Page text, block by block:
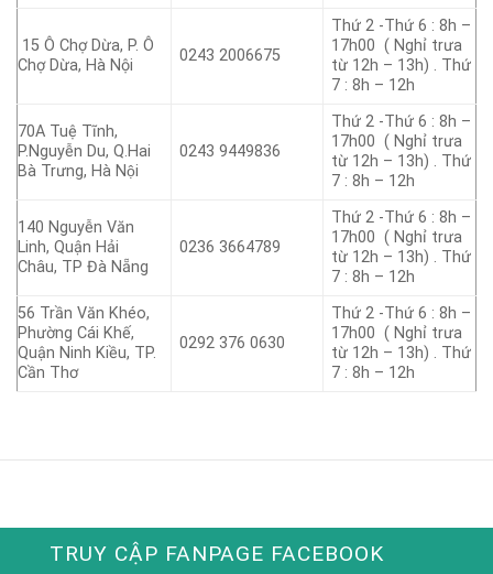
15 Ô Chợ Dừa, P. Ô
Chợ Dừa, Hà Nội
0243 2006675
Thứ 2 -Thứ 6 : 8h –
17h00 ( Nghỉ trưa
từ 12h – 13h) . Thứ
7 : 8h – 12h
70A Tuệ Tĩnh,
P.Nguyễn Du, Q.Hai
Bà Trưng, Hà Nội
0243 9449836
Thứ 2 -Thứ 6 : 8h –
17h00 ( Nghỉ trưa
từ 12h – 13h) . Thứ
7 : 8h – 12h
140 Nguyễn Văn
Linh, Quận Hải
Châu, TP Đà Nẵng
0236 3664789
Thứ 2 -Thứ 6 : 8h –
17h00 ( Nghỉ trưa
từ 12h – 13h) . Thứ
7 : 8h – 12h
56 Trần Văn Khéo,
Phường Cái Khế,
Quận Ninh Kiều, TP.
Cần Thơ
0292 376 0630
Thứ 2 -Thứ 6 : 8h –
17h00 ( Nghỉ trưa
từ 12h – 13h) . Thứ
7 : 8h – 12h
TRUY CẬP FANPAGE FACEBOOK